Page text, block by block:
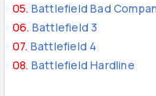
05. Battlefield Bad
06. Battlefield 3
07. Battlefield 4
08. Battlefield Hardline